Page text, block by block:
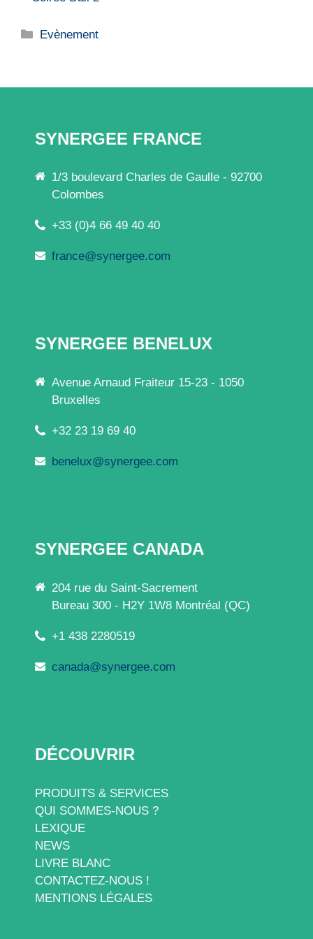
Catégories
Evènement
SYNERGEE FRANCE
1/3 boulevard Charles de Gaulle - 92700
Colombes
+33 (0)4 66 49 40 40
france@synergee.com
SYNERGEE BENELUX
Avenue Arnaud Fraiteur 15-23 - 1050
Bruxelles
+32 23 19 69 40
benelux@synergee.com
SYNERGEE CANADA
204 rue du Saint-Sacrement
Bureau 300 - H2Y 1W8 Montréal (QC)
+1 438 2280519
canada@synergee.com
DÉCOUVRIR
PRODUITS & SERVICES
QUI SOMMES-NOUS ?
LEXIQUE
NEWS
LIVRE BLANC
CONTACTEZ-NOUS !
MENTIONS LÉGALES